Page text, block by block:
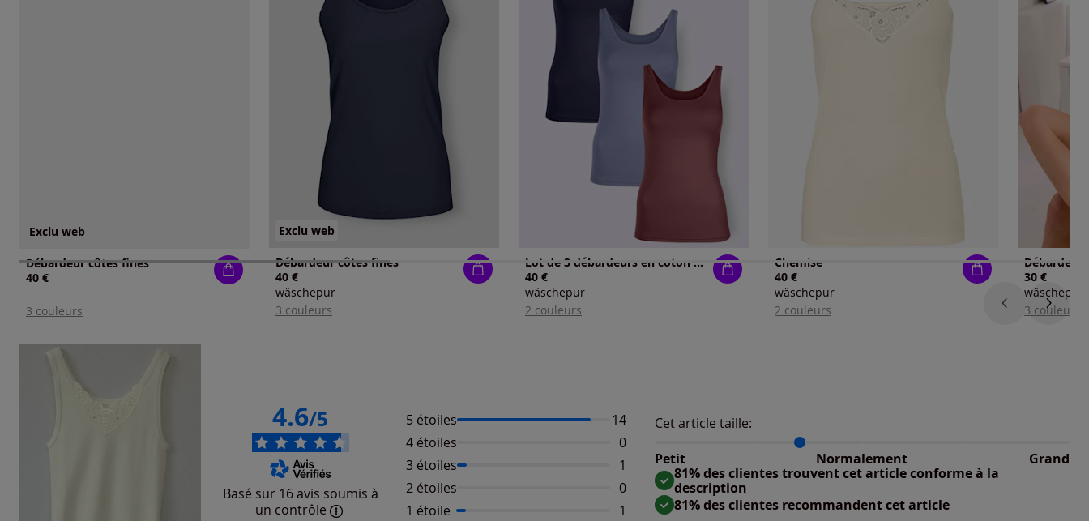
Exclu web
Débardeur côtes fines
40 €
3 couleurs
Exclu web
Débardeur côtes fines
40 €
wäschepur
3 couleurs
Lot de 3 débardeurs en coton bretelles larges
40 €
wäschepur
2 couleurs
Chemise
40 €
wäschepur
2 couleurs
Débardeur
30 €
wäschepur
3 couleurs
4.6/5
Basé sur 16 avis soumis à
un contrôle
5 étoiles Nombre d'avis :
14
4 étoiles
Aucun avis disponible
0
3 étoiles
Nombre d'avis :
1
2 étoiles
Aucun avis disponible
0
1 étoile
Nombre d'avis :
1
Cet article taille:
Petit
Normalement Grand
Répartition du taillant selon les avis clients
Taille normalement : 73%
Taille grand : 0%
81% des clientes trouvent cet article conforme à la
description
81% des clientes recommandent cet article